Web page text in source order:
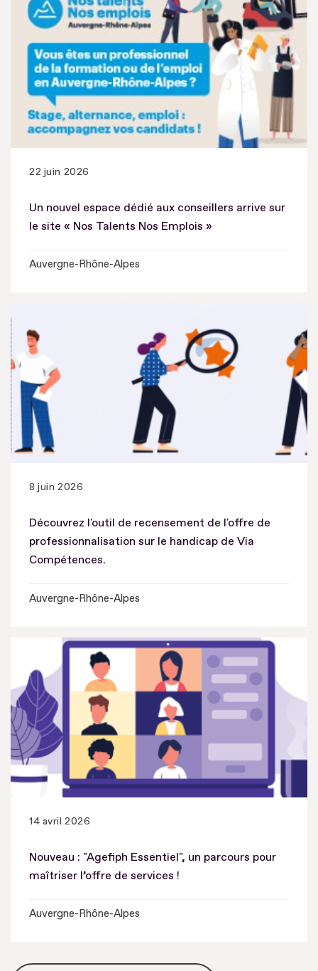
22 juin 2026
Un nouvel espace dédié aux conseillers arrive sur
le site « Nos Talents Nos Emplois »
Auvergne-Rhône-Alpes
8 juin 2026
Découvrez l'outil de recensement de l'offre de
professionnalisation sur le handicap de Via
Compétences.
Auvergne-Rhône-Alpes
14 avril 2026
Nouveau : "Agefiph Essentiel", un parcours pour
maîtriser l’offre de services !
Auvergne-Rhône-Alpes